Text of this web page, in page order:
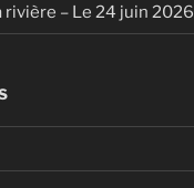
rivière – Le 24 juin 2026